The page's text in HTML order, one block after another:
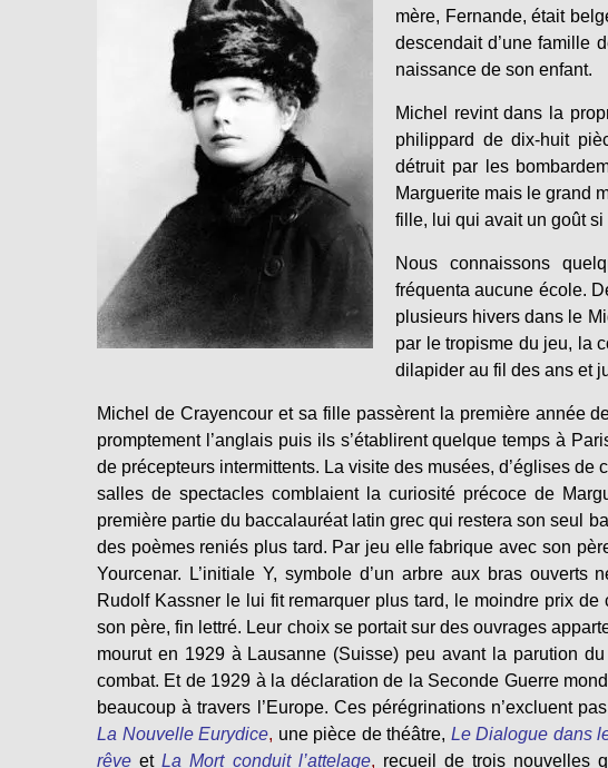
mère, Fernande, était
descendait d’une famille
naissance de son enfant.
Michel revint dans la
philippard de dix-huit
détruit par les
Marguerite mais le grand
fille, lui qui avait un goût
Nous connaissons
fréquenta aucune école.
plusieurs hivers dans le
par le tropisme du jeu, la
dilapider au fil des ans et
Michel de Crayencour et sa fille passèrent la première année
promptement l’anglais puis ils s’établirent quelque temps à
de précepteurs intermittents. La visite des musées, d’églises
salles de spectacles comblaient la curiosité précoce de
première partie du baccalauréat latin grec qui restera son seul
des poèmes reniés plus tard. Par jeu elle fabrique avec son
Yourcenar. L’initiale Y, symbole d’un arbre aux bras
Rudolf Kassner le lui fit remarquer plus tard, le moindre prix
son père, fin lettré. Leur choix se portait sur des ouvrages
mourut en 1929 à Lausanne (Suisse) peu avant la parution
combat. Et de 1929 à la déclaration de la Seconde Guerre
beaucoup à travers l’Europe. Ces pérégrinations n’excluent
La Nouvelle Eurydice, une pièce de théâtre, Le Dialogue dans
rêve etLa Mort conduit l’attelage, recueil de trois nouvelles